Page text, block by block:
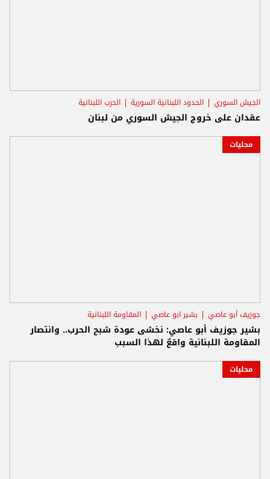
الجيش السوري الحدود اللبنانية السورية الحرب اللبنانية
عقدان على خروج الجيش السوري من لبنان
محليات
جوزيف أبو عاصي بشير ابو عاصي المقاومة اللبنانية
بشير جوزيف أبو عاصي: نخشى عودة شبح الحرب.. وانتصار
المقاومة اللبنانية واقعٌ لهذا السبب
محليات